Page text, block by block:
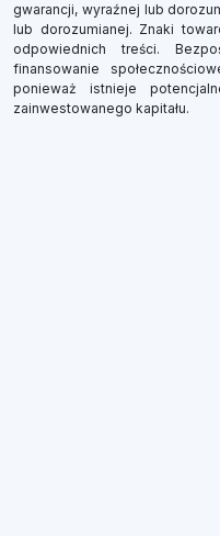
gwarancji, wyraźnej lub
lub dorozumianej. Znaki
odpowiednich treści.
finansowanie
ponieważ istnieje
zainwestowanego kapitału.